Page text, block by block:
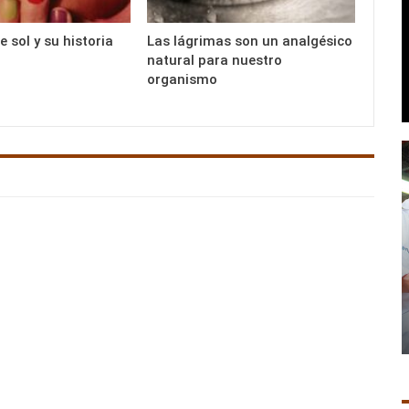
sol y su historia
Las lágrimas son un analgésico
natural para nuestro
organismo